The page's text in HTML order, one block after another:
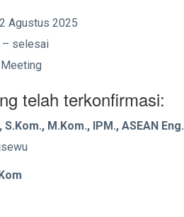
Agustus 2025
– selesai
telah terkonfirmasi:
M.Kom., IPM., ASEAN Eng.